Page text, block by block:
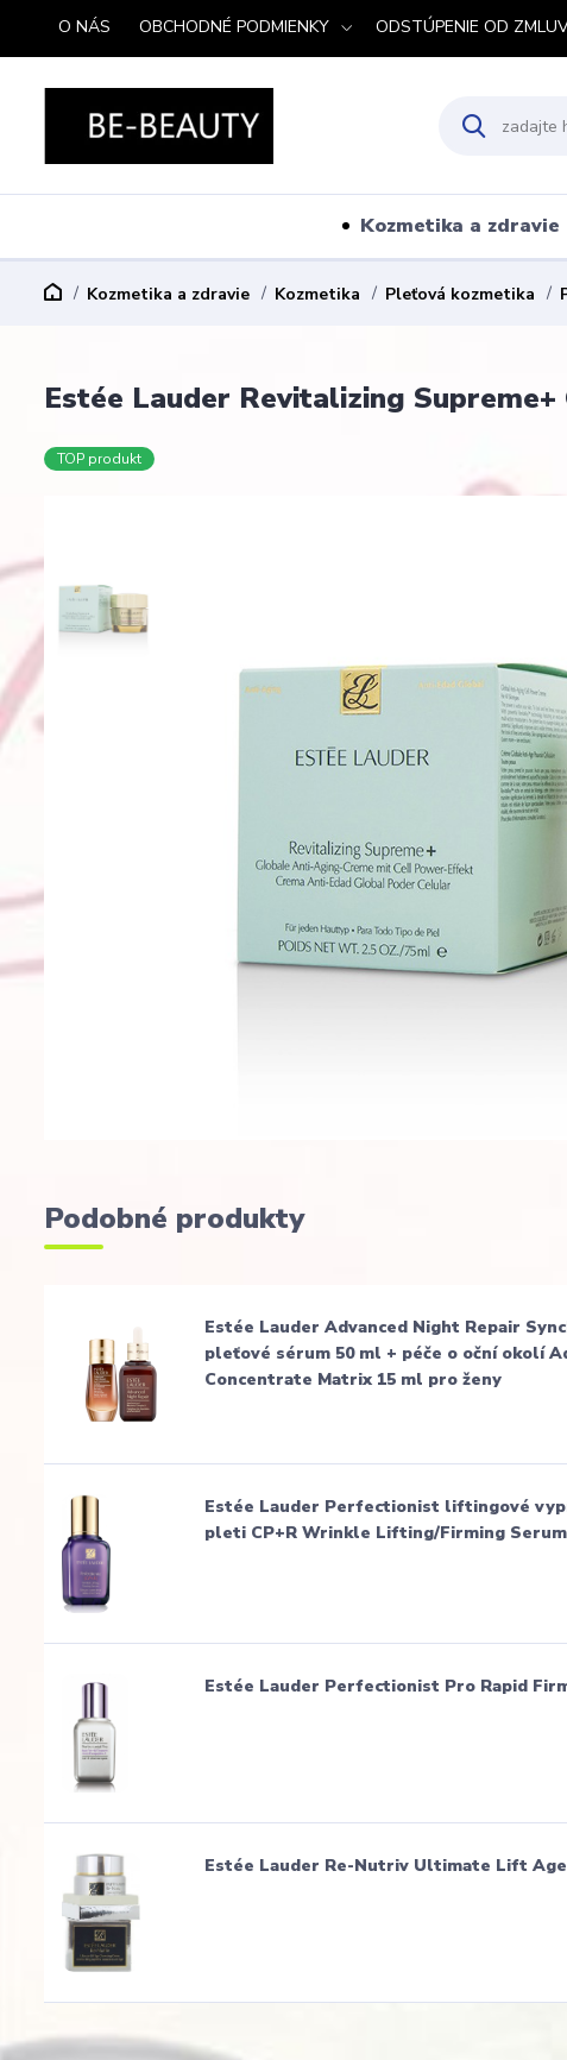
O NÁS OBCHODNÉ PODMIENKY ODSTÚPENIE OD
Kozmetika a zdravie
Kozmetika a zdravie Kozmetika Pleťová kozmetika
Estée Lauder Revitalizing
TOP produkt
Podobné produkty
Estée Lauder Advanced Night Repair
pleťové sérum 50 ml + péče o oční okolí
Concentrate Matrix 15 ml pro ženy
Estée Lauder Perfectionist liftingové
pleti CP+R Wrinkle Lifting/Firming
Estée Lauder Perfectionist Pro Rapid
Estée Lauder Re-Nutriv Ultimate Lift